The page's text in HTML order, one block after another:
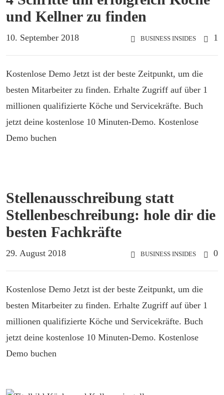
und Kellner zu finden
10. September 2018 BUSINESS INSIDES 1
Kostenlose Demo Jetzt ist der beste Zeitpunkt, um die
besten Mitarbeiter zu finden. Erhalte Zugriff auf über 1
millionen qualifizierte Köche und Servicekräfte. Buch
jetzt deine kostenlose 10 Minuten-Demo. Kostenlose
Demo buchen
Stellenausschreibung statt
Stellenbeschreibung: hole dir die
besten Fachkräfte
29. August 2018 BUSINESS INSIDES 0
Kostenlose Demo Jetzt ist der beste Zeitpunkt, um die
besten Mitarbeiter zu finden. Erhalte Zugriff auf über 1
millionen qualifizierte Köche und Servicekräfte. Buch
jetzt deine kostenlose 10 Minuten-Demo. Kostenlose
Demo buchen